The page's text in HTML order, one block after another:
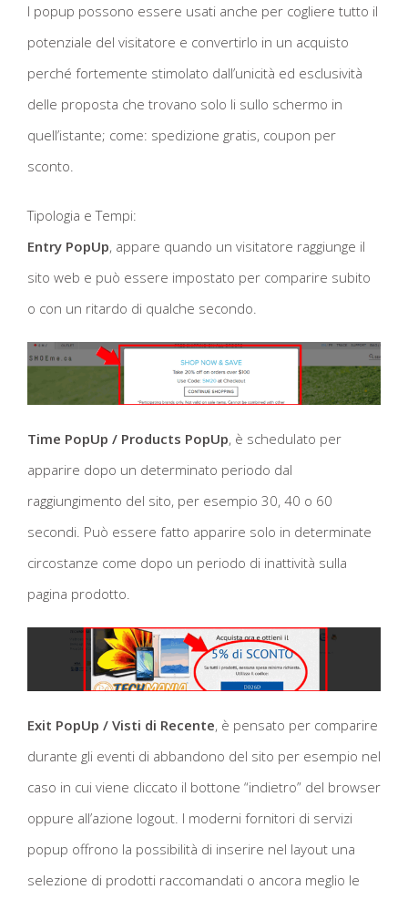
I popup possono essere usati anche per cogliere tutto il
potenziale del visitatore e convertirlo in un acquisto
perché fortemente stimolato dall’unicità ed esclusività
delle proposta che trovano solo li sullo schermo in
quell’istante; come: spedizione gratis, coupon per
sconto.
Tipologia e Tempi:
Entry PopUp, appare quando un visitatore raggiunge il
sito web e può essere impostato per comparire subito
o con un ritardo di qualche secondo.
Time PopUp / Products PopUp, è schedulato per
apparire dopo un determinato periodo dal
raggiungimento del sito, per esempio 30, 40 o 60
secondi. Può essere fatto apparire solo in determinate
circostanze come dopo un periodo di inattività sulla
pagina prodotto.
Exit PopUp / Visti di Recente, è pensato per comparire
durante gli eventi di abbandono del sito per esempio nel
caso in cui viene cliccato il bottone “indietro” del browser
oppure all’azione logout. I moderni fornitori di servizi
popup offrono la possibilità di inserire nel layout una
selezione di prodotti raccomandati o ancora meglio le